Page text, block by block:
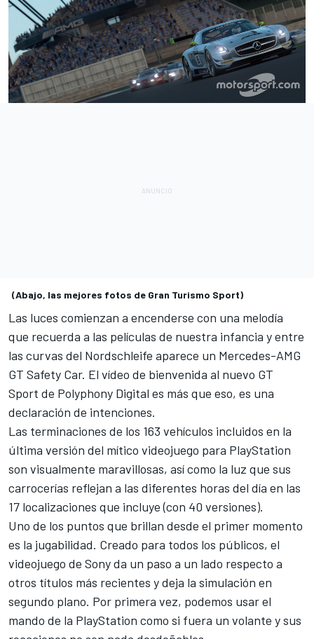
(Abajo, las mejores fotos de Gran Turismo Sport)
Las luces comienzan a encenderse con una melodía
que recuerda a las películas de nuestra infancia y entre
las curvas del Nordschleife aparece un Mercedes-AMG
GT Safety Car. El vídeo de bienvenida al nuevo GT
Sport de Polyphony Digital es más que eso, es una
declaración de intenciones.
Las terminaciones de los 163 vehículos incluidos en la
última versión del mítico videojuego para PlayStation
son visualmente maravillosas, así como la luz que sus
carrocerías reflejan a las diferentes horas del día en las
17 localizaciones que incluye (con 40 versiones).
Uno de los puntos que brillan desde el primer momento
es la jugabilidad. Creado para todos los públicos, el
videojuego de Sony da un paso a un lado respecto a
otros títulos más recientes y deja la simulación en
segundo plano. Por primera vez, podemos usar el
mando de la PlayStation como si fuera un volante y sus